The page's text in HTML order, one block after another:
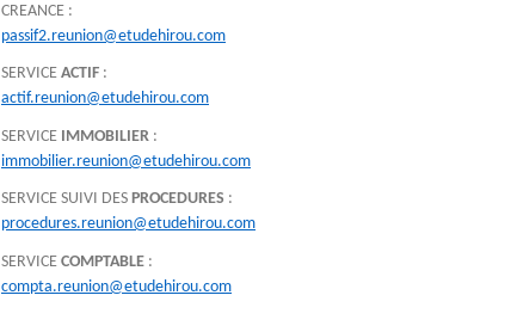
CREANCE :
passif2.reunion@etudehirou.com
SERVICE ACTIF :
actif.reunion@etudehirou.com
SERVICE IMMOBILIER :
immobilier.reunion@etudehirou.com
SERVICE SUIVI DES PROCEDURES :
procedures.reunion@etudehirou.com
SERVICE COMPTABLE :
compta.reunion@etudehirou.com